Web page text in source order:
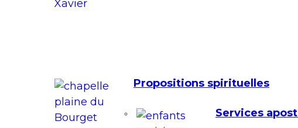
Propositions spirituelles
Services